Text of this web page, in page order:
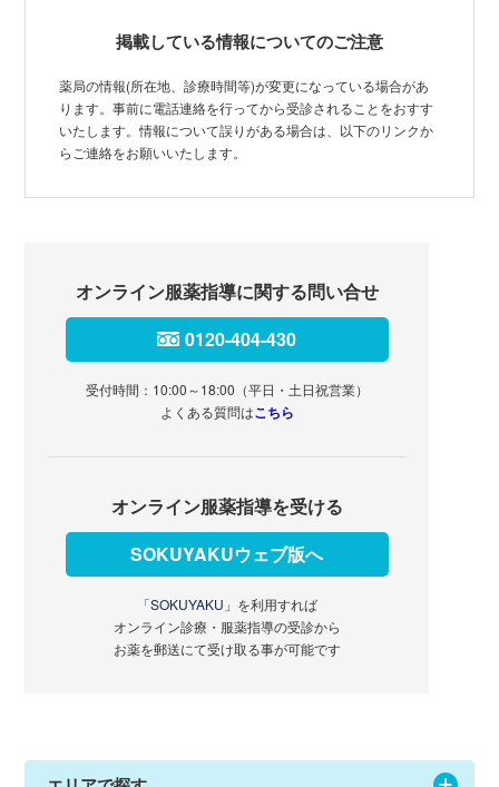
掲載している情報についてのご注意
薬局の情報(所在地、診療時間等)が変更になっている場合があ
ります。事前に電話連絡を行ってから受診されることをおすす
いたします。情報について誤りがある場合は、以下のリンクか
らご連絡をお願いいたします。
オンライン服薬指導に関する問い合せ
0120-404-430
受付時間：10:00～18:00（平日・土日祝営業）
よくある質問はこちら
オンライン服薬指導を受ける
SOKUYAKUウェブ版へ
「SOKUYAKU」 を利用すれば
オンライン診療・服薬指導の受診から
お薬を郵送にて受け取る事が可能です